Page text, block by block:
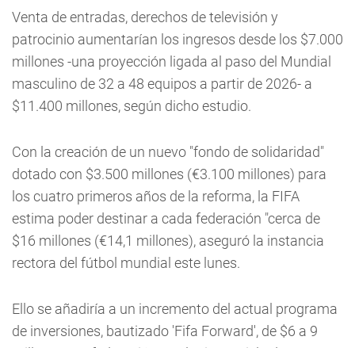
Venta de entradas, derechos de televisión y
patrocinio aumentarían los ingresos desde los $7.000
millones -una proyección ligada al paso del Mundial
masculino de 32 a 48 equipos a partir de 2026- a
$11.400 millones, según dicho estudio.
Con la creación de un nuevo "fondo de solidaridad"
dotado con $3.500 millones (€3.100 millones) para
los cuatro primeros años de la reforma, la FIFA
estima poder destinar a cada federación "cerca de
$16 millones (€14,1 millones), aseguró la instancia
rectora del fútbol mundial este lunes.
Ello se añadiría a un incremento del actual programa
de inversiones, bautizado 'Fifa Forward', de $6 a 9